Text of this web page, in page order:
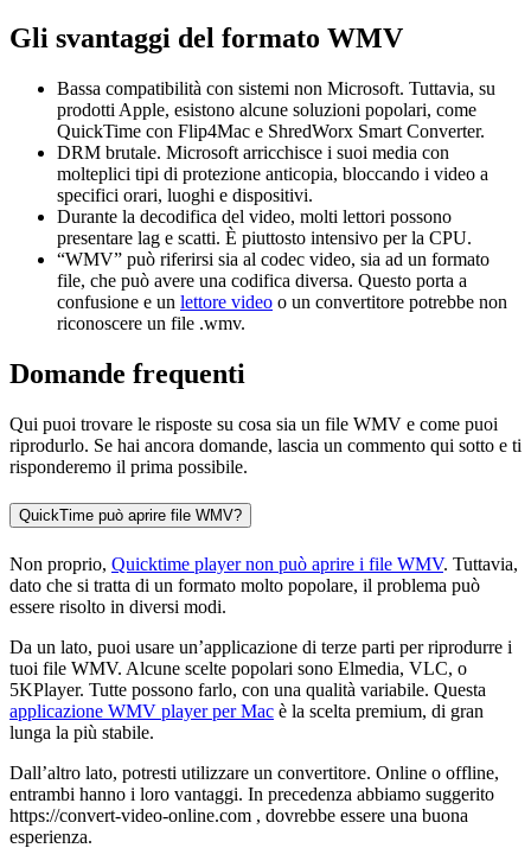
Gli svantaggi del formato WMV
Bassa compatibilità con sistemi non Microsoft. Tuttavia, su
prodotti Apple, esistono alcune soluzioni popolari, come
QuickTime con Flip4Mac e ShredWorx Smart Converter.
DRM brutale. Microsoft arricchisce i suoi media con
molteplici tipi di protezione anticopia, bloccando i video a
specifici orari, luoghi e dispositivi.
Durante la decodifica del video, molti lettori possono
presentare lag e scatti. È piuttosto intensivo per la CPU.
“WMV” può riferirsi sia al codec video, sia ad un formato
file, che può avere una codifica diversa. Questo porta a
confusione e un lettore video o un convertitore potrebbe non
riconoscere un file .wmv.
Domande frequenti
Qui puoi trovare le risposte su cosa sia un file WMV e come puoi
riprodurlo. Se hai ancora domande, lascia un commento qui sotto e ti
risponderemo il prima possibile.
QuickTime può aprire file WMV?
Non proprio, Quicktime player non può aprire i file WMV. Tuttavia,
dato che si tratta di un formato molto popolare, il problema può
essere risolto in diversi modi.
Da un lato, puoi usare un’applicazione di terze parti per riprodurre i
tuoi file WMV. Alcune scelte popolari sono Elmedia, VLC, o
5KPlayer. Tutte possono farlo, con una qualità variabile. Questa
applicazione WMV player per Mac è la scelta premium, di gran
lunga la più stabile.
Dall’altro lato, potresti utilizzare un convertitore. Online o offline,
entrambi hanno i loro vantaggi. In precedenza abbiamo suggerito
https://convert-video-online.com , dovrebbe essere una buona
esperienza.